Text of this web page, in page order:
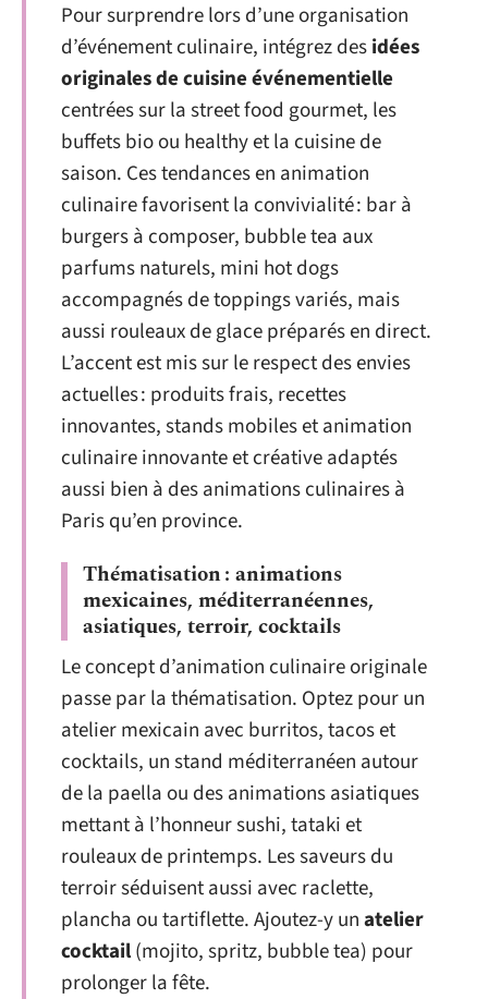
Pour surprendre lors d’une organisation
d’événement culinaire, intégrez desidées
originales de cuisine événementielle
centrées sur la street food gourmet, les
buffets bio ou healthy et la cuisine de
saison. Ces tendances en animation
culinaire favorisent la convivialité : bar à
burgers à composer, bubble tea aux
parfums naturels, mini hot dogs
accompagnés de toppings variés, mais
aussi rouleaux de glace préparés en direct.
L’accent est mis sur le respect des envies
actuelles : produits frais, recettes
innovantes, stands mobiles et animation
culinaire innovante et créative adaptés
aussi bien à des animations culinaires à
Paris qu’en province.
Thématisation : animations
mexicaines, méditerranéennes,
asiatiques, terroir, cocktails
Le concept d’animation culinaire originale
passe par la thématisation. Optez pour un
atelier mexicain avec burritos, tacos et
cocktails, un stand méditerranéen autour
de la paella ou des animations asiatiques
mettant à l’honneur sushi, tataki et
rouleaux de printemps. Les saveurs du
terroir séduisent aussi avec raclette,
plancha ou tartiflette. Ajoutez-y unatelier
cocktail(mojito, spritz, bubble tea) pour
prolonger la fête.